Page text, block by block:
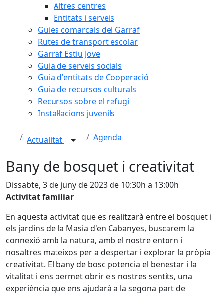
Altres centres
Entitats i serveis
Guies comarcals del Garraf
Rutes de transport escolar
Garraf Estiu Jove
Guia de serveis socials
Guia d'entitats de Cooperació
Guia de recursos culturals
Recursos sobre el refugi
Instal·lacions juvenils
Actualitat Agenda
Bany de bosquet i creativitat
Dissabte, 3 de juny de 2023 de 10:30h a 13:00h
Activitat familiar
En aquesta activitat que es realitzarà entre el bosquet i
els jardins de la Masia d'en Cabanyes, buscarem la
connexió amb la natura, amb el nostre entorn i
nosaltres mateixos per a despertar i explorar la pròpia
creativitat. El bany de bosc potencia el benestar i la
vitalitat i ens permet obrir els nostres sentits, una
experiència que ens ajudarà a la segona part de